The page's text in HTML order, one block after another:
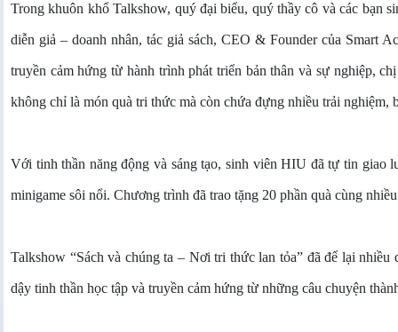
Trong khuôn khổ Talkshow, quý đại biểu, quý thầy cô và các bạn
diễn giả – doanh nhân, tác giả sách, CEO & Founder của Smart
truyền cảm hứng từ hành trình phát triển bản thân và sự nghiệp,
không chỉ là món quà tri thức mà còn chứa đựng nhiều trải
Với tinh thần năng động và sáng tạo, sinh viên HIU đã tự tin giao
minigame sôi nổi. Chương trình đã trao tặng 20 phần quà cùng
Talkshow “Sách và chúng ta – Nơi tri thức lan tỏa” đã để lại
dậy tinh thần học tập và truyền cảm hứng từ những câu chuyện